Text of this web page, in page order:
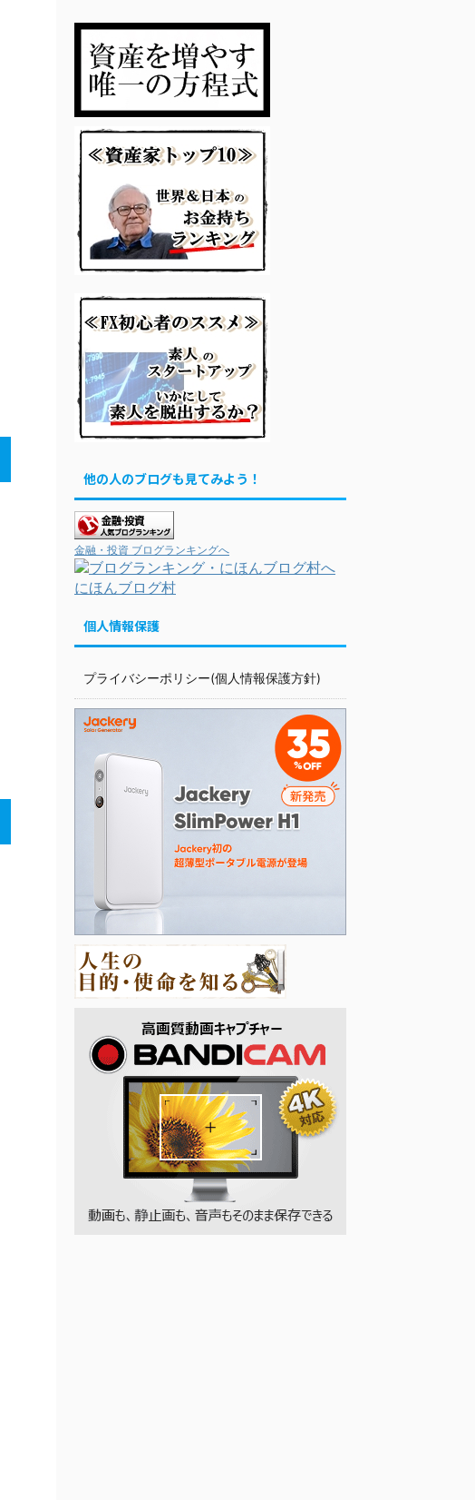
他の人のブログも見てみよう！
金融・投資 ブログランキングへ
にほんブログ村
個人情報保護
プライバシーポリシー(個人情報保護方針)